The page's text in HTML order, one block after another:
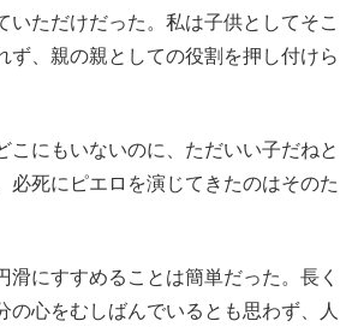
いただけだった。私は子供としてそこ
ず、親の親としての役割を押し付けら
こにもいないのに、ただいい子だねと
必死にピエロを演じてきたのはそのた
滑にすすめることは簡単だった。長く
の心をむしばんでいるとも思わず、人